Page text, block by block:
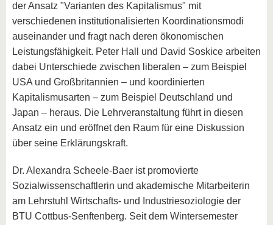
der Ansatz "Varianten des Kapitalismus" mit
verschiedenen institutionalisierten Koordinationsmodi
auseinander und fragt nach deren ökonomischen
Leistungsfähigkeit. Peter Hall und David Soskice arbeiten
dabei Unterschiede zwischen liberalen – zum Beispiel
USA und Großbritannien – und koordinierten
Kapitalismusarten – zum Beispiel Deutschland und
Japan – heraus. Die Lehrveranstaltung führt in diesen
Ansatz ein und eröffnet den Raum für eine Diskussion
über seine Erklärungskraft.
Dr. Alexandra Scheele-Baer ist promovierte
Sozialwissenschaftlerin und akademische Mitarbeiterin
am Lehrstuhl Wirtschafts- und Industriesoziologie der
BTU Cottbus-Senftenberg. Seit dem Wintersemester